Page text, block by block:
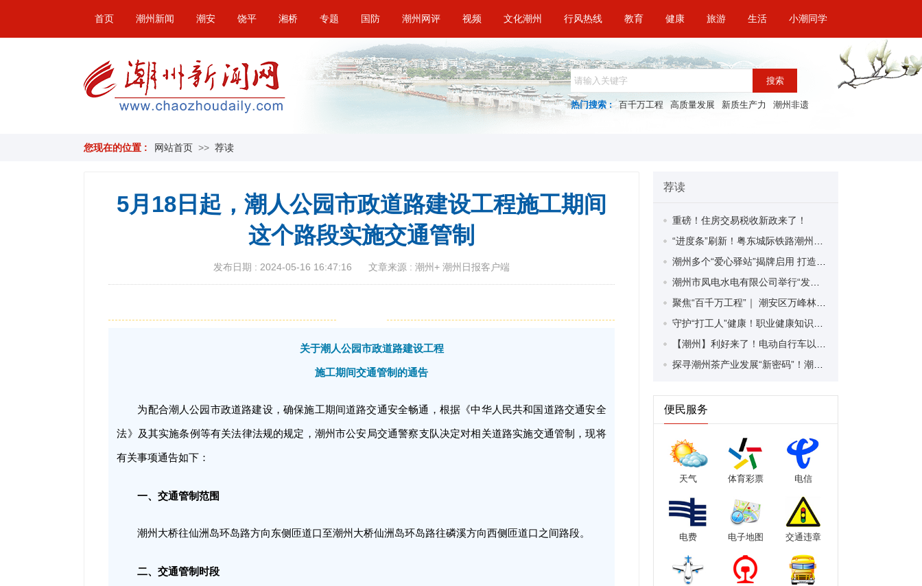
首页 潮州新闻 潮安 饶平 湘桥 专题 国防 潮州网评 视频 文化潮州 行风热线 教育 健康 旅游 生活 小潮同学
搜索
热门搜索 : 百千万工程 高质量发展 新质生产力 潮州非遗
您现在的位置 : 网站首页 >> 荐读
5月18日起，潮人公园市政道路建设工程施工期间
这个路段实施交通管制
发布日期 : 2024-05-16 16:47:16 文章来源 : 潮州+ 潮州日报客户端
关于潮人公园市政道路建设工程
施工期间交通管制的通告
为配合潮人公园市政道路建设，确保施工期间道路交通安全畅通，根据《中华人民共和国道路交通安全
法》及其实施条例等有关法律法规的规定，潮州市公安局交通警察支队决定对相关道路实施交通管制，现将
有关事项通告如下：
一、交通管制范围
潮州大桥往仙洲岛环岛路方向东侧匝道口至潮州大桥仙洲岛环岛路往磷溪方向西侧匝道口之间路段。
二、交通管制时段
荐读
重磅！住房交易税收新政来了！
便民服务
天气 体育彩票 电信
电费 电子地图 交通违章